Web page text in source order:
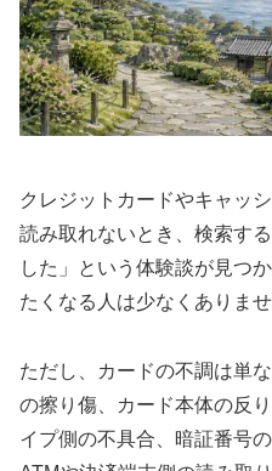
クレジットカードやキャッ
読み取れないとき、検索す
した」という体験談が見つ
たくなる人は少なくありませ
ただし、カードの不調は単
の擦り傷、カード本体の反
イプ側の不具合、暗証番号